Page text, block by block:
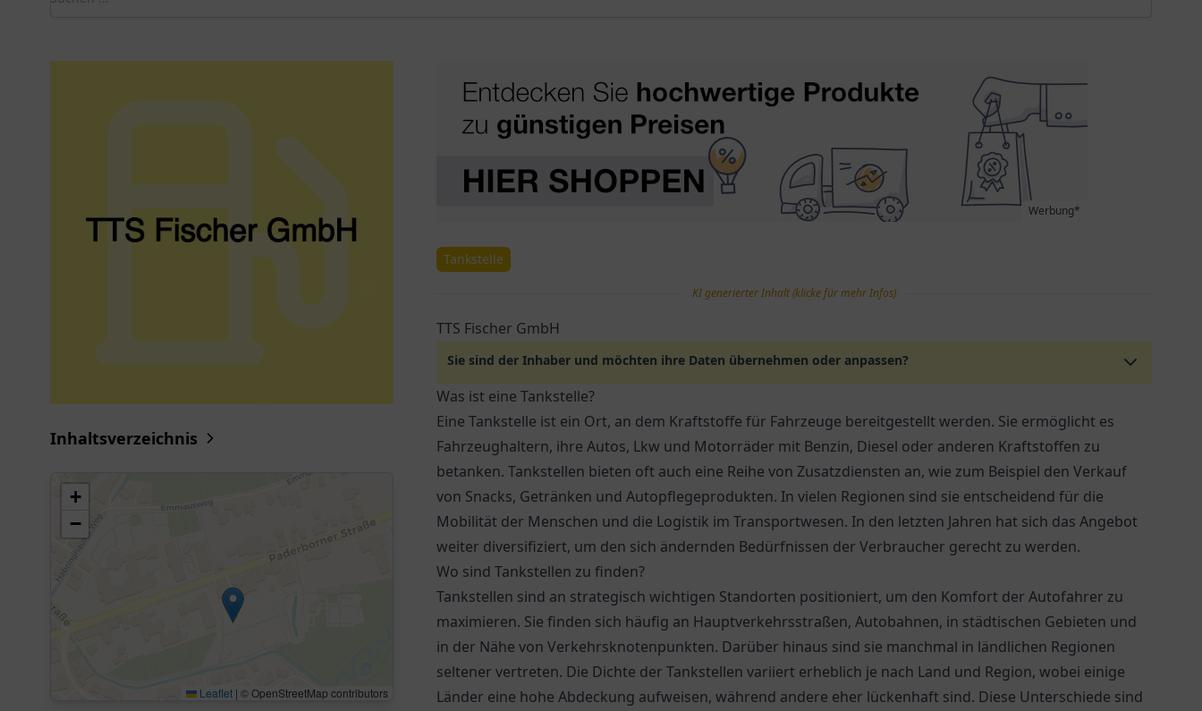
Inhaltsverzeichnis
+
−
Leaflet | © OpenStreetMap contributors
Werbung*
Tankstelle
KI generierter Inhalt (klicke für mehr Infos)
TTS Fischer GmbH
Sie sind der Inhaber und möchten ihre Daten übernehmen oder anpassen?
Was ist eine Tankstelle?
Eine Tankstelle ist ein Ort, an dem Kraftstoffe für Fahrzeuge bereitgestellt werden. Sie ermöglicht es
Fahrzeughaltern, ihre Autos, Lkw und Motorräder mit Benzin, Diesel oder anderen Kraftstoffen zu
betanken. Tankstellen bieten oft auch eine Reihe von Zusatzdiensten an, wie zum Beispiel den Verkauf
von Snacks, Getränken und Autopflegeprodukten. In vielen Regionen sind sie entscheidend für die
Mobilität der Menschen und die Logistik im Transportwesen. In den letzten Jahren hat sich das Angebot
weiter diversifiziert, um den sich ändernden Bedürfnissen der Verbraucher gerecht zu werden.
Wo sind Tankstellen zu finden?
Tankstellen sind an strategisch wichtigen Standorten positioniert, um den Komfort der Autofahrer zu
maximieren. Sie finden sich häufig an Hauptverkehrsstraßen, Autobahnen, in städtischen Gebieten und
in der Nähe von Verkehrsknotenpunkten. Darüber hinaus sind sie manchmal in ländlichen Regionen
seltener vertreten. Die Dichte der Tankstellen variiert erheblich je nach Land und Region, wobei einige
Länder eine hohe Abdeckung aufweisen, während andere eher lückenhaft sind. Diese Unterschiede sind